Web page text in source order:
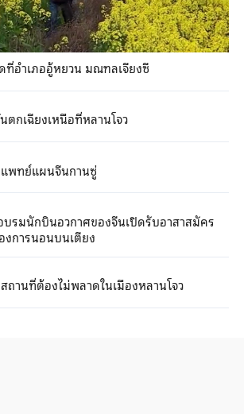
อำเภออู้หยวน มณฑลเจียงซี
ตกเฉียงเหนือที่หลานโจว
พทย์แผนจีนกานซู่
รมนักบินอวกาศของจีนเปิดรับอาสาสมัคร
งการนอนบนเตียง
านที่ต้องไม่พลาดในเมืองหลานโจว